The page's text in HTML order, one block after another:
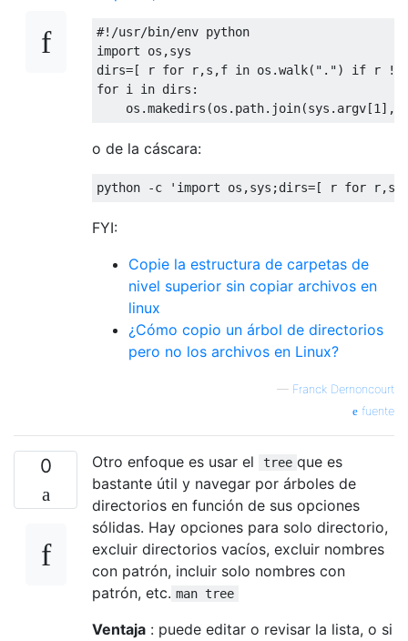
#!/usr/bin/env python
import os,sys
dirs=[ r for r,s,f in os.walk(".") if r
for i in dirs:
o de la cáscara:
FYI:
Copie la estructura de carpetas de
nivel superior sin copiar archivos en
linux
¿Cómo copio un árbol de directorios
pero no los archivos en Linux?
— Franck Dernoncourt
fuente
0 Otro enfoque es usar el tree que es
bastante útil y navegar por árboles de
directorios en función de sus opciones
sólidas. Hay opciones para solo directorio,
excluir directorios vacíos, excluir nombres
con patrón, incluir solo nombres con
patrón, etc. man tree
Ventaja : puede editar o revisar la lista, o si